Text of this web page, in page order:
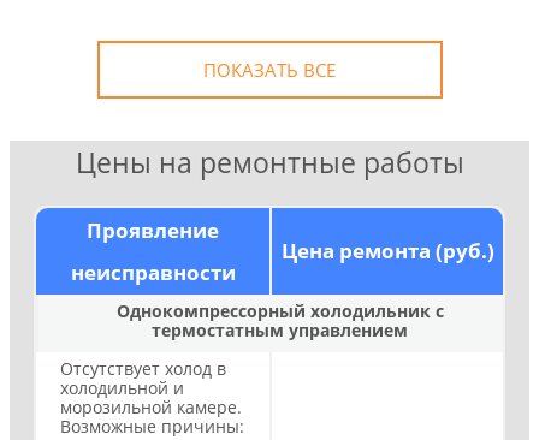
* в случае ремонта
ПОКАЗАТЬ ВСЕ
Цены на ремонтные работы
Проявление
неисправности
Цена ремонта (руб.)
Однокомпрессорный холодильник с
термостатным управлением
Отсутствует холод в
холодильной и
морозильной камере.
Возможные причины: